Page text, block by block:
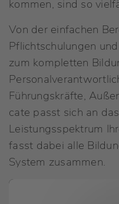
kommen, sind so
Von der einfachen
Pflichtschulungen
zum kompletten
Führungskräfte,
cate passt sich an
Leistungsspektrum
fasst dabei alle
System zusammen.